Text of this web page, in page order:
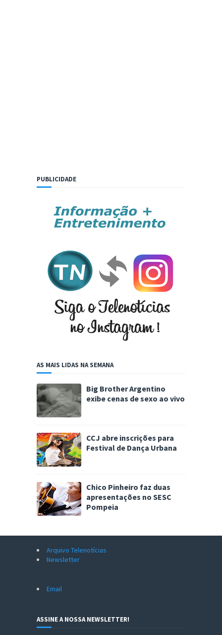
PUBLICIDADE
AS MAIS LIDAS NA SEMANA
Big Brother Argentino
exibe cenas de sexo ao vivo
CCJ abre inscrições para
Festival de Dança Urbana
Chico Pinheiro faz duas
apresentações no SESC
Pompeia
Arquivo Telenotícias
Newsletter
Email
ASSINE A NOSSA NEWSLETTER!